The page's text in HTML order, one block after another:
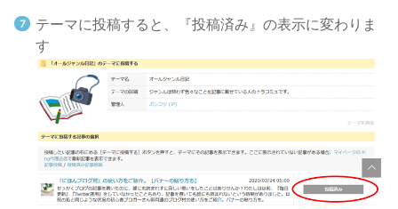
テーマに投稿すると、『投稿済み』の表示に変わりま
す